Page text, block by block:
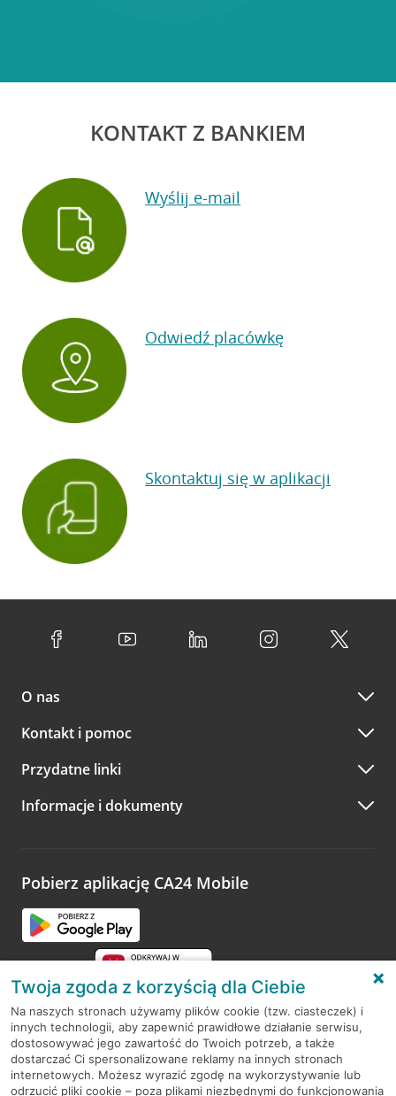
KONTAKT Z BANKIEM
Wyślij e-mail
Odwiedź placówkę
Skontaktuj się w aplikacji
O nas
Kontakt i pomoc
Przydatne linki
Informacje i dokumenty
Pobierz aplikację CA24 Mobile
RODO
Regulamin serwisu
Twoja zgoda z korzyścią dla Ciebie
Na naszych stronach używamy plików cookie (tzw. ciasteczek) i
innych technologii, aby zapewnić prawidłowe działanie serwisu,
dostosowywać jego zawartość do Twoich potrzeb, a także
dostarczać Ci spersonalizowane reklamy na innych stronach
internetowych. Możesz wyrazić zgodę na wykorzystywanie lub
odrzucić pliki cookie – poza plikami niezbędnymi do funkcjonowania